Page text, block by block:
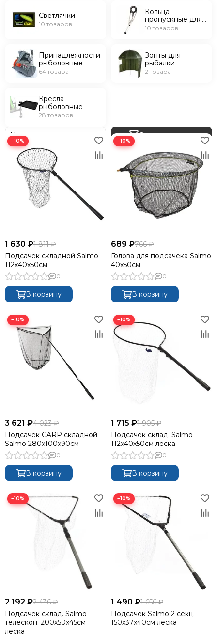
Светлячки
10 товаров
Кольца
пропускные для
удилищ
10 товаров
Принадлежности
рыболовные
64 товара
Зонты для
рыбалки
2 товара
Кресла
рыболовные
28 товаров
Фильтр товаров
−10%
1 630 ₽1 811 ₽
Подсачек складной Salmo
112х40х50см
0
В корзину
−10%
689 ₽766 ₽
Голова для подсачека Salmo
40х50см
0
В корзину
−10%
3 621 ₽4 023 ₽
Подсачек CARP складной
Salmo 280х100х90см
0
В корзину
−10%
1 715 ₽1 905 ₽
Подсачек склад. Salmo
112х40х50см леска
0
В корзину
−10%
2 192 ₽2 436 ₽
Подсачек склад. Salmo
телескоп. 200х50х45см
леска
−10%
1 490 ₽1 656 ₽
Подсачек Salmo 2 секц.
150х37x40см леска